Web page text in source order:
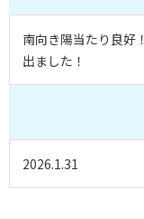
南向き陽当たり良好
出ました！
2026.1.31